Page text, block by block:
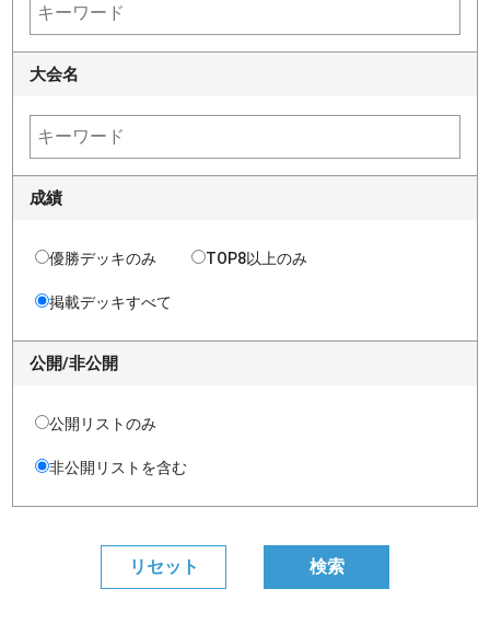
大会名
成績
優勝デッキのみ TOP8以上のみ
掲載デッキすべて
公開/非公開
公開リストのみ
非公開リストを含む